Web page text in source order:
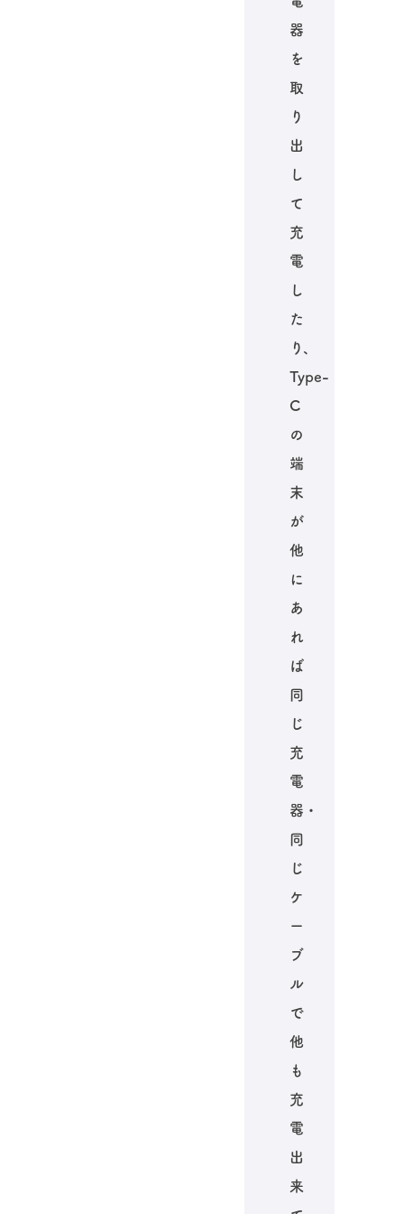
器
を
取
り
出
し
て
充
電
し
た
り、
Type-
C
の
端
末
が
他
に
あ
れ
ば
同
じ
充
電
器・
同
じ
ケ
ー
ブ
ル
で
他
も
充
電
出
来